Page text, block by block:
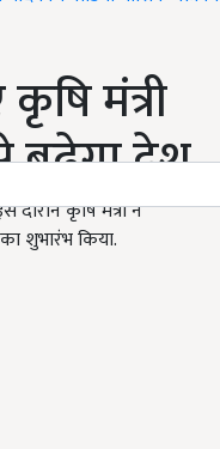
मंत्री
बढ़ेगा देश
दौरान कृषि मंत्री ने
शुभारंभ किया.